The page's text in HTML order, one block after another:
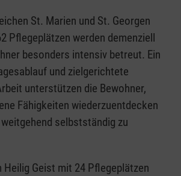
St. Marien und St. Georgen
Pflegeplätzen werden demenziell
besonders intensiv betreut. Ein
und zielgerichtete
unterstützen die Bewohner,
Fähigkeiten wiederzuentdecken
selbstständig zu
Heilig Geist mit 24 Pflegeplätzen